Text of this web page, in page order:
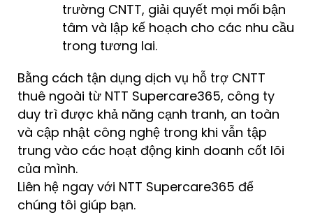
trường CNTT, giải quyết mọi mối bận
tâm và lập kế hoạch cho các nhu cầu
trong tương lai.
Bằng cách tận dụng dịch vụ hỗ trợ CNTT
thuê ngoài từ NTT Supercare365, công ty
duy trì được khả năng cạnh tranh, an toàn
và cập nhật công nghệ trong khi vẫn tập
trung vào các hoạt động kinh doanh cốt lõi
của mình.
Liên hệ ngay với NTT Supercare365 để
chúng tôi giúp bạn.